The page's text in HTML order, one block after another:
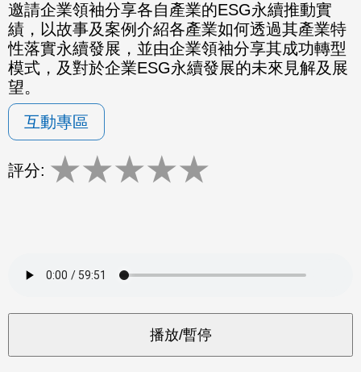
邀請企業領袖分享各自產業的ESG永續推動實
績，以故事及案例介紹各產業如何透過其產業特
性落實永續發展，並由企業領袖分享其成功轉型
模式，及對於企業ESG永續發展的未來見解及展
望。
互動專區
評分: ★★★★★